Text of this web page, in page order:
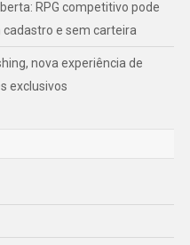
RPG competitivo pode
cadastro e sem carteira
nova experiência de
exclusivos